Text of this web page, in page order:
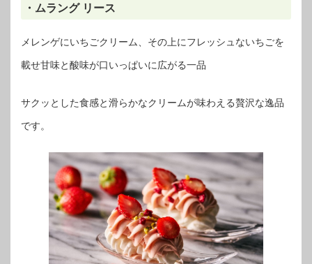
・ムラング リース
メレンゲにいちごクリーム、その上にフレッシュないちごを
載せ甘味と酸味が口いっぱいに広がる一品
サクッとした食感と滑らかなクリームが味わえる贅沢な逸品
です。